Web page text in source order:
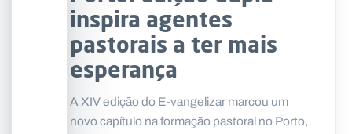
inspira agentes
pastorais a ter mais
esperança
A XIV edição do E-vangelizar marcou um
novo capítulo na formação pastoral no Porto,